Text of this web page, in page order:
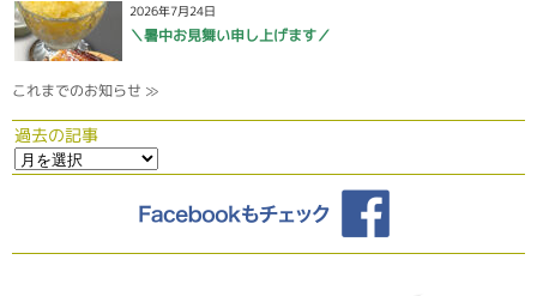
2026年7月24日
＼暑中お見舞い申し上げます／
これまでのお知らせ ≫
過去の記事